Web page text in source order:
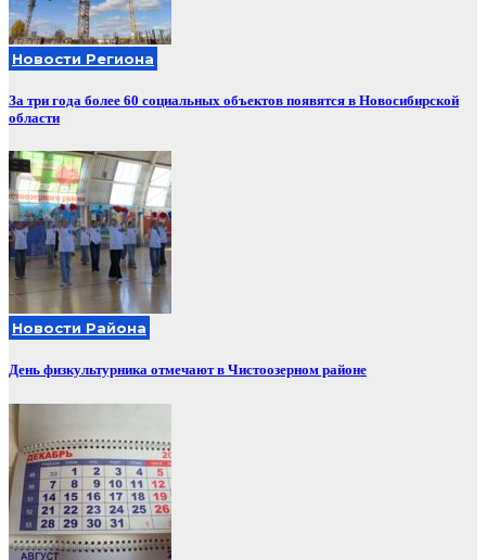
Новости Региона
За три года более 60 социальных объектов появятся в Новосибирской
области
Новости Района
День физкультурника отмечают в Чистоозерном районе